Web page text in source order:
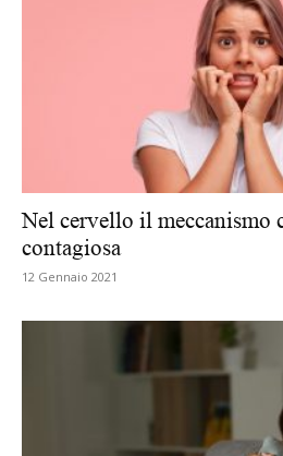
Nel cervello il meccanismo
contagiosa
12 Gennaio 2021